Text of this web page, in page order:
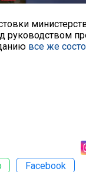
руководством
все же
Facebook